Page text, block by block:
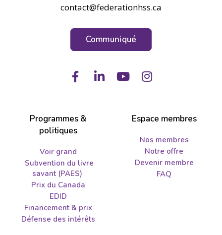
contact@federationhss.ca
Communiqué
FacebookLinkedIn
YoutubeInstagram
Programmes &
politiques
Voir grand
Subvention du livre
savant (PAES)
Prix du Canada
EDID
Financement & prix
Défense des intérêts
Espace membres
Nos membres
Notre offre
Devenir membre
FAQ